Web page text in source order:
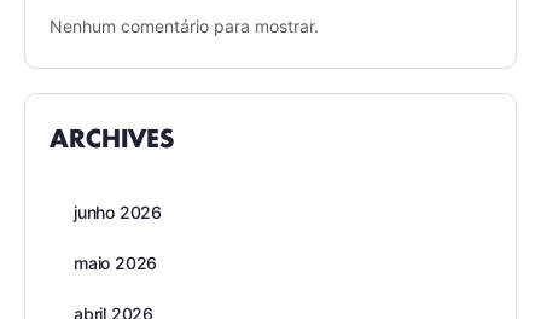
Nenhum comentário para mostrar.
ARCHIVES
junho 2026
maio 2026
abril 2026